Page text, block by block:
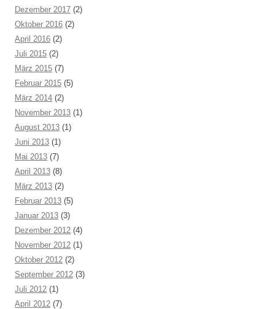
Dezember 2017 (2)
Oktober 2016 (2)
April 2016 (2)
Juli 2015 (2)
März 2015 (7)
Februar 2015 (5)
März 2014 (2)
November 2013 (1)
August 2013 (1)
Juni 2013 (1)
Mai 2013 (7)
April 2013 (8)
März 2013 (2)
Februar 2013 (5)
Januar 2013 (3)
Dezember 2012 (4)
November 2012 (1)
Oktober 2012 (2)
September 2012 (3)
Juli 2012 (1)
April 2012 (7)